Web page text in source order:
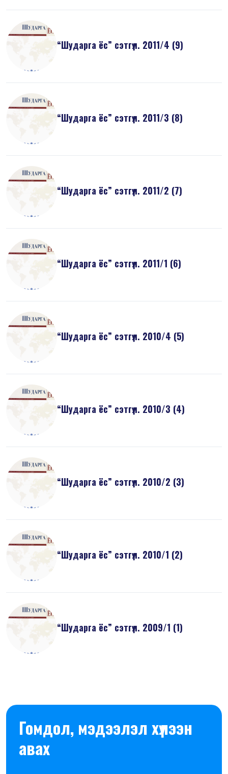
“Шударга ёс” сэтгүүл. 2011/4 (9)
“Шударга ёс” сэтгүүл. 2011/3 (8)
“Шударга ёс” сэтгүүл. 2011/2 (7)
“Шударга ёс” сэтгүүл. 2011/1 (6)
“Шударга ёс” сэтгүүл. 2010/4 (5)
“Шударга ёс” сэтгүүл. 2010/3 (4)
“Шударга ёс” сэтгүүл. 2010/2 (3)
“Шударга ёс” сэтгүүл. 2010/1 (2)
“Шударга ёс” сэтгүүл. 2009/1 (1)
Гомдол, мэдээлэл хүлээн
авах